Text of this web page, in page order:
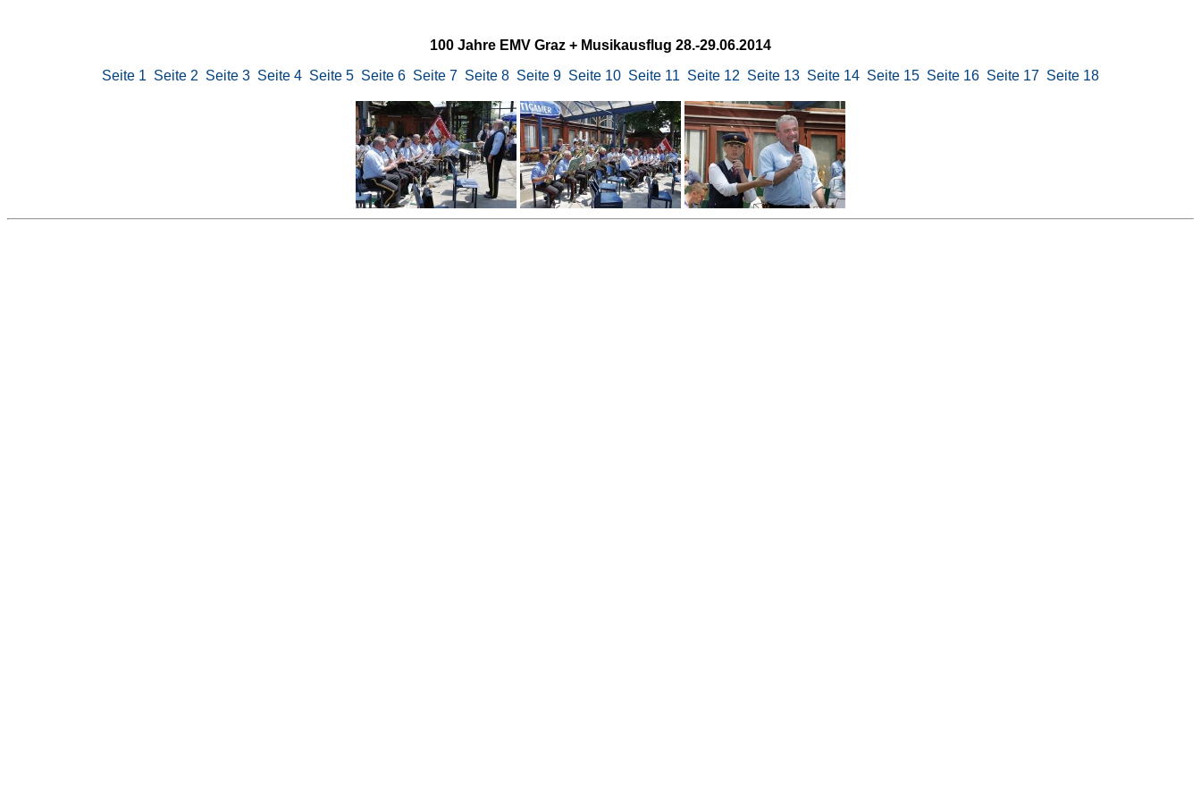
100 Jahre EMV Graz + Musikausflug 28.-29.06.2014
Seite 1 Seite 2 Seite 3 Seite 4 Seite 5 Seite 6 Seite 7 Seite 8 Seite 9 Seite 10 Seite 11 Seite 12 Seite 13 Seite 14 Seite 15 Seite 16 Seite 17 Seite 18